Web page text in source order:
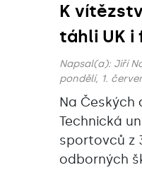
K
táhli UK
Napsal(a): Jiří
pondělí, 1.
Na Českých
Technická
sportovců z
odborných